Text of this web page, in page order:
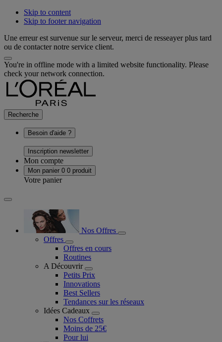
Skip to content
Skip to footer navigation
Une erreur est survenue sur le serveur, merci de resseayer plus tard
ou de contacter notre service client.
You're in offline mode with a limited website functionality. Please
check your network connection.
Recherche
Besoin d'aide ?
Inscription newsletter
Mon compte
Mon panier 0 0 produit
Votre panier
Nos Offres
Offres
Offres en cours
Routines
A Découvrir
Petits Prix
Innovations
Best Sellers
Tendances sur les réseaux
Idées Cadeaux
Nos Coffrets
Moins de 25€
Pour lui